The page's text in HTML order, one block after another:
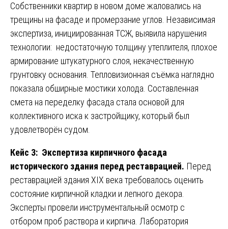
Собственники квартир в новом доме жаловались на
трещины на фасаде и промерзание углов. Независимая
экспертиза, инициированная ТСЖ, выявила нарушения
технологии: недостаточную толщину утеплителя, плохое
армирование штукатурного слоя, некачественную
грунтовку основания. Тепловизионная съёмка наглядно
показала обширные мостики холода. Составленная
смета на переделку фасада стала основой для
коллективного иска к застройщику, который был
удовлетворён судом.
Кейс 3: Экспертиза кирпичного фасада
исторического здания перед реставрацией. Перед
реставрацией здания XIX века требовалось оценить
состояние кирпичной кладки и лепного декора.
Эксперты провели инструментальный осмотр с
отбором проб раствора и кирпича. Лаборатория